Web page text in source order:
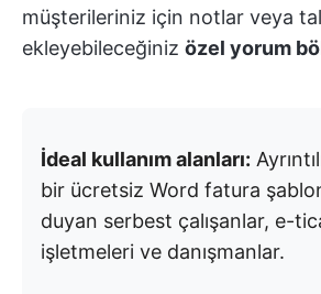
müşterileriniz için notlar veya
ekleyebileceğiniz özel yorum
İdeal kullanım alanları:
bir ücretsiz Word fatura
duyan serbest çalışanlar, e-
işletmeleri ve danışmanlar.